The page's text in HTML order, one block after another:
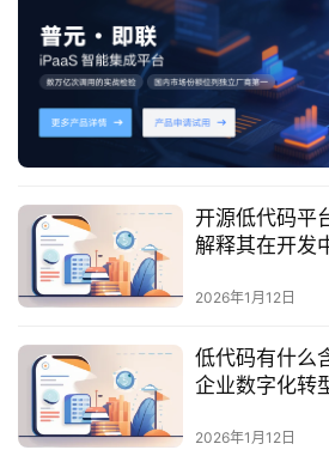
与
合
作
服
与
支
持
了
解
普
元
开源低代码平
解释其在开发
2026年1月12日
低代码有什么
企业数字化转
2026年1月12日